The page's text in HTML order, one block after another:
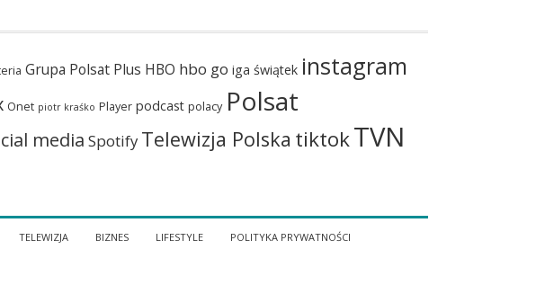
Grupa Polsat Plus HBO hbo go iga świątek instagram
Onet piotr kraśko Player podcast polacy Polsat
media Spotify Telewizja Polska tiktokTVN
TELEWIZJA BIZNES LIFESTYLE POLITYKA PRYWATNOŚCI